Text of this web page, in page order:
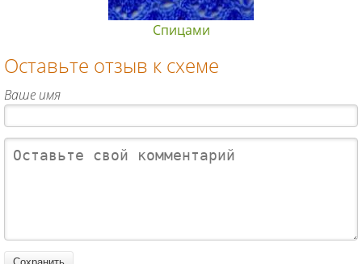
Спицами
Оставьте отзыв к схеме
Ваше имя